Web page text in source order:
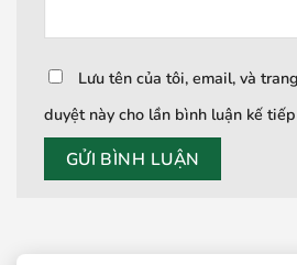
Lưu tên của tôi, email, và
duyệt này cho lần bình luận kế